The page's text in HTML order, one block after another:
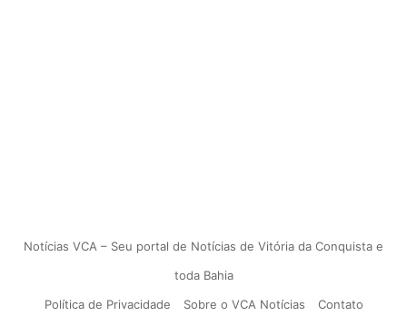
Notícias VCA – Seu portal de Notícias de Vitória da Conquista e
toda Bahia
Política de Privacidade
Sobre o VCA Notícias Contato